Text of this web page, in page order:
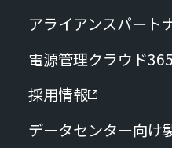
アライアンスパート
電源管理クラウド
採用情報
データセンター向け